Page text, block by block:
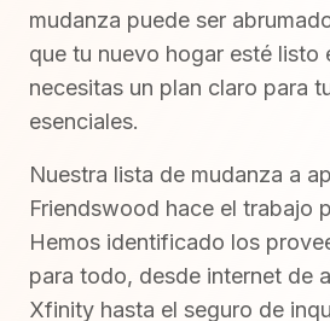
mudanza puede ser
que tu nuevo hogar esté listo
necesitas un plan claro para
esenciales.
Nuestra lista de mudanza a
Friendswood hace el trabajo
Hemos identificado los
para todo, desde internet de
Xfinity hasta el seguro de